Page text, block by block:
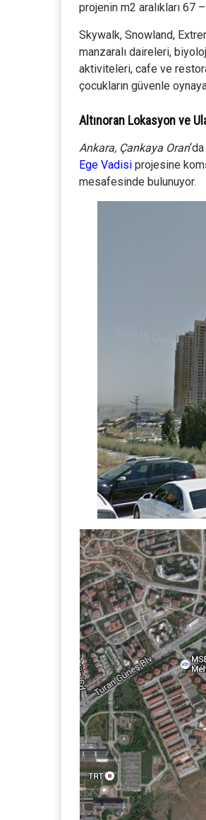
projenin m2 aralıkları 67
Skywalk, Snowland,
manzaralı daireleri,
aktiviteleri, cafe ve
çocukların güvenle
Altınoran Lokasyon ve
Ankara, Çankaya Oran
Ege Vadisi projesine
mesafesinde bulunuyor.